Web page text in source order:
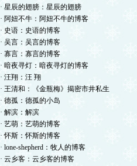
· 星辰的翅膀：星辰的翅膀
· 阿妞不牛：阿妞不牛的博客
· 史语：史语的博客
· 吴言：吴言的博客
· 寡言：寡言的博客
· 暗夜寻灯：暗夜寻灯的博客
· 汪翔：汪 翔
· 王清和：《金瓶梅》揭密市井私生
· 德孤：德孤的小岛
· 解滨：解滨
· 艺萌：艺萌的博客
· 怀斯：怀斯的博客
· lone-shepherd：牧人的博客
· 云乡客：云乡客的博客